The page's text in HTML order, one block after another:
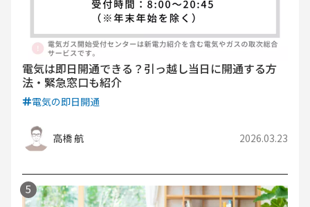
電気は即日開通できる？引っ越し当日に開通する方
法・緊急窓口も紹介
電気の即日開通
高橋 航 2026.03.23